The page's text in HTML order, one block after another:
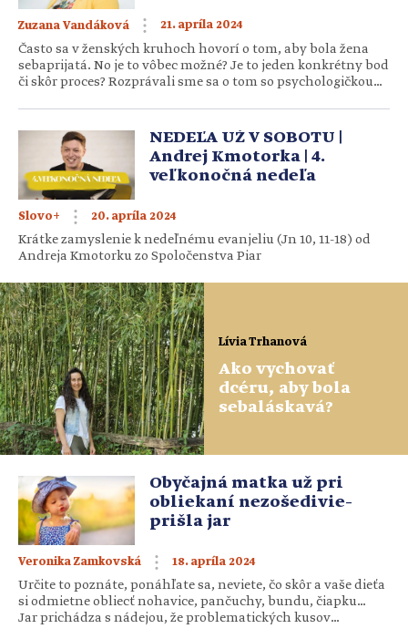
Zuzana Vandáková 21. apríla 2024
Často sa v ženských kruhoch hovorí o tom, aby bola žena
sebaprijatá. No je to vôbec možné? Je to jeden konkrétny bod
či skôr proces? Rozprávali sme sa o tom so psychologičkou
sebaprijatiu? Ja sa na sebaprijatie nepozerám ako na nejaký
koncový stav, ale skôr ako na proces. Nehovorím […]
NEDEĽA UŽ V SOBOTU |
Andrej Kmotorka | 4.
veľkonočná nedeľa
Slovo+ 20. apríla 2024
Krátke zamyslenie k nedeľnému evanjeliu (Jn 10, 11-18) od
Andreja Kmotorku zo Spoločenstva Piar
Lívia Trhanová
Ako vychovať
dcéru, aby bola
sebaláskavá?
Obyčajná matka už pri
obliekaní nezošedivie–
prišla jar
Veronika Zamkovská 18. apríla 2024
Určite to poznáte, ponáhľate sa, neviete, čo skôr a vaše dieťa
si odmietne obliecť nohavice, pančuchy, bundu, čiapku…
Jar prichádza s nádejou, že problematických kusov